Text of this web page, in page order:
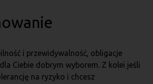
i przewidywalność, obligacje
Ciebie dobrym wyborem. Z kolei jeśli
na ryzyko i chcesz